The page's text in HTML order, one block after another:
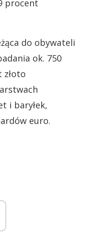
procent
do obywateli
ok. 750
i baryłek,
euro.